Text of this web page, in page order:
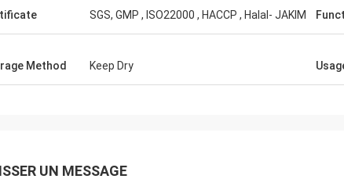
préparation d'ordre est toujours rapide et
SGS, GMP , ISO22000 , HACCP , Halal- JAKIM
Method Keep Dry
UN MESSAGE